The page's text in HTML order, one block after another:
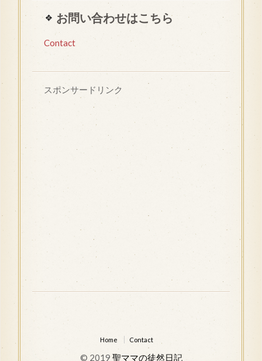
お問い合わせはこちら
Contact
スポンサードリンク
Home Contact
© 2019 聖ママの徒然日記